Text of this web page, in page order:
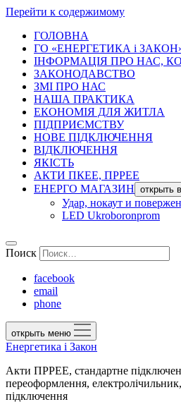
Перейти к содержимому
ГОЛОВНА
ГО «ЕНЕРГЕТИКА і
ІНФОРМАЦІЯ ПРО НАС,
ЗАКОНОДАВСТВО
ЗМІ ПРО НАС
НАША ПРАКТИКА
ЕКОНОМІЯ ДЛЯ ЖИТЛА
ПІДПРИЄМСТВУ
НОВЕ ПІДКЛЮЧЕННЯ
ВІДКЛЮЧЕННЯ
ЯКІСТЬ
АКТИ ПКЕЕ, ПРРЕЕ
ЕНЕРГО МАГАЗИН открыть
Удар, нокаут и
LED Ukroboronprom
Поиск
facebook
email
phone
открыть меню
Енергетика і Закон
Акти ПРРЕЕ, стандартне
переоформлення,
підключення